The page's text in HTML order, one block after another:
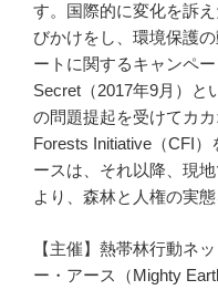
す。国際的に変化を訴
びかけをし、環境保護
ートに関するキャンペ
Secret（2017年9月）と
の問題提起を受けてカ
Forests Initiative（CFI
ースは、それ以降、現
より、森林と人権の実
【主催】熱帯林行動ネ
ー・アース（Mighty